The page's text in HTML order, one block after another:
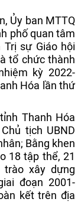
Ủy ban MTTQ
phố quan tâm
sự Giáo hội
tổ chức thành
kỳ 2022-
Hóa lần thứ
Thanh Hóa
tịch UBND
Bằng khen
18 tập thể, 21
xây dựng
đoạn 2001-
kết trên địa